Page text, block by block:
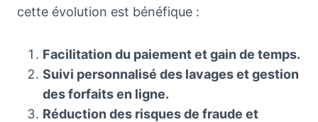
cette évolution est bénéfique :
Facilitation du paiement et gain de temps.
Suivi personnalisé des lavages et gestion
des forfaits en ligne.
Réduction des risques de fraude et